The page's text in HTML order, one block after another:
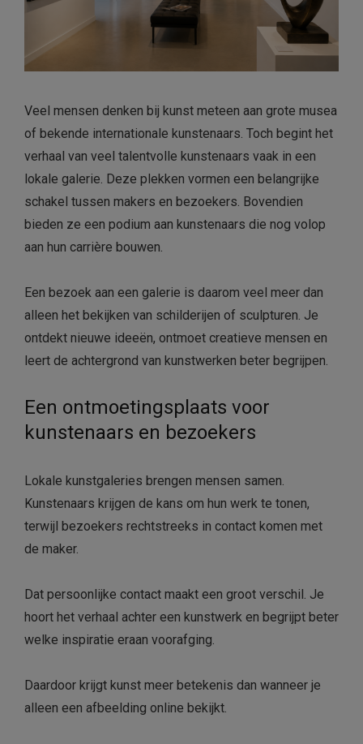
Veel mensen denken bij kunst meteen aan grote musea
of bekende internationale kunstenaars. Toch begint het
verhaal van veel talentvolle kunstenaars vaak in een
lokale galerie. Deze plekken vormen een belangrijke
schakel tussen makers en bezoekers. Bovendien
bieden ze een podium aan kunstenaars die nog volop
aan hun carrière bouwen.
Een bezoek aan een galerie is daarom veel meer dan
alleen het bekijken van schilderijen of sculpturen. Je
ontdekt nieuwe ideeën, ontmoet creatieve mensen en
leert de achtergrond van kunstwerken beter begrijpen.
Een ontmoetingsplaats voor
kunstenaars en bezoekers
Lokale kunstgaleries brengen mensen samen.
Kunstenaars krijgen de kans om hun werk te tonen,
terwijl bezoekers rechtstreeks in contact komen met
de maker.
Dat persoonlijke contact maakt een groot verschil. Je
hoort het verhaal achter een kunstwerk en begrijpt beter
welke inspiratie eraan voorafging.
Daardoor krijgt kunst meer betekenis dan wanneer je
alleen een afbeelding online bekijkt.